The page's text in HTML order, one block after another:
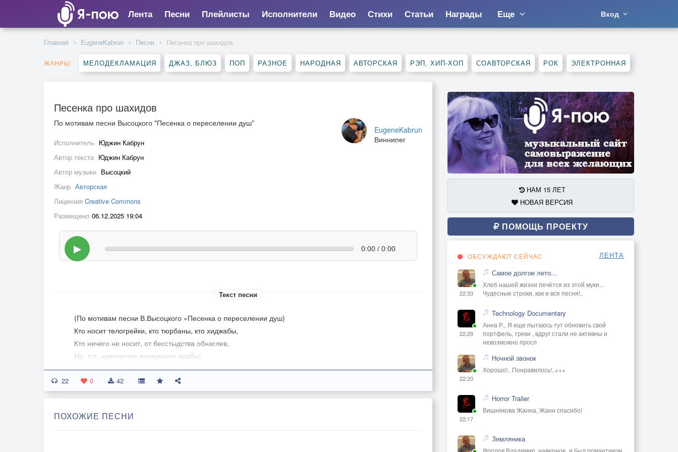
Лента Песни Плейлисты Исполнители Видео Стихи Статьи Награды Еще Вход
Главная EugeneKabrun Песни Песенка про шахидов
ЖАНРЫ: МЕЛОДЕКЛАМАЦИЯ ДЖАЗ, БЛЮЗ ПОП РАЗНОЕ НАРОДНАЯ АВТОРСКАЯ РЭП, ХИП-ХОП СОАВТОРСКАЯ РОК ЭЛЕКТРОННАЯ
Песенка про шахидов
EugeneKabrun
Виннипег
По мотивам песни Высоцкого "Песенка о переселении душ"
Исполнитель Юджин Кабрун
Автор текста Юджин Кабрун
Автор музыки Высоцкий
Жанр Авторская
Лицензия Creative Commons
Размещено 06.12.2025 19:04
▶ 0:00 / 0:00
Текст песни
(По мотивам песни В.Высоцкого «Песенка о переселении душ)
Кто носит телогрейки, кто тюрбаны, кто хиджабы,
Кто ничего не носит, от бесстыдства обнаглев,
Но, тут, идеологию придумали арабы:
В раю шахидам раздают по семь десятков дев.
С тех пор на жизнь свою плюя,
Живут одной мечтою,
Чтоб Бог дал приз герою.
22 0 42
ПОХОЖИЕ ПЕСНИ
НАМ 15 ЛЕТ
НОВАЯ ВЕРСИЯ
ПОМОЩЬ ПРОЕКТУ
ОБСУЖДАЮТ СЕЙЧАС ЛЕНТА
22:33
Самое долгое лето...
Хлеб нашей жизни печётся из этой муки...
Чудесные строки, как и вся песня!..
22:29
Technology Documentary
Анна Р., Я еще пытаюсь тут обновить свой
портфель, треки , вдруг стали не активны и
невозможно просл
22:20
Ночной звонок
Хорошо!.. Понравилось!..+++
22:17
Horror Trailer
Вишнякова Жанна, Жанн спасибо!
Земляника
Фролов Владимир, наверное, и был романтиком